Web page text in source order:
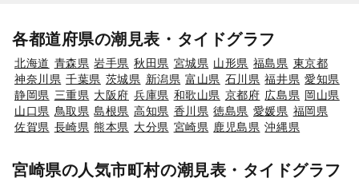
各都道府県の潮見表・タイドグラフ
北海道 青森県 岩手県 秋田県 宮城県 山形県 福島県 東京都
神奈川県 千葉県 茨城県 新潟県 富山県 石川県 福井県 愛知県
静岡県 三重県 大阪府 兵庫県 和歌山県 京都府 広島県 岡山県
山口県 鳥取県 島根県 高知県 香川県 徳島県 愛媛県 福岡県
佐賀県 長崎県 熊本県 大分県 宮崎県 鹿児島県 沖縄県
宮崎県の人気市町村の潮見表・タイドグラフ